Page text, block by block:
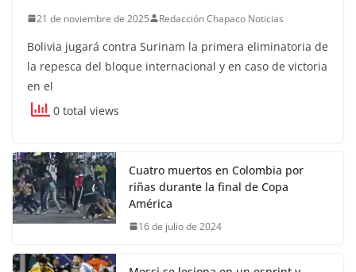
21 de noviembre de 2025 Redacción Chapaco Noticias
Bolivia jugará contra Surinam la primera eliminatoria de
la repesca del bloque internacional y en caso de victoria
en el
0 total views
Cuatro muertos en Colombia por
riñas durante la final de Copa
América
16 de julio de 2024